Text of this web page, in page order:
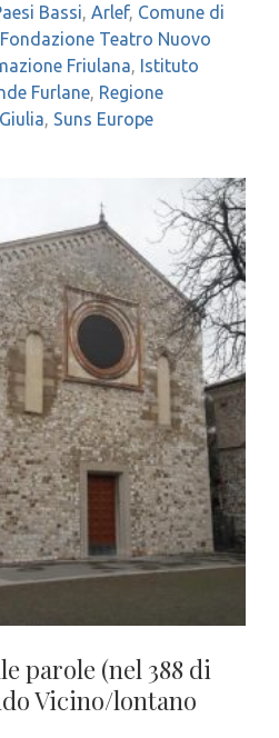
Bassi, Arlef, Comune di
Fondazione Teatro Nuovo
Friulana, Istituto
Furlane, Regione
, Suns Europe
parole (nel 388 di
Vicino/lontano